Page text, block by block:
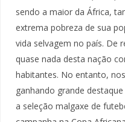
sendo a maior da África,
extrema pobreza de sua
vida selvagem no país. De
quase nada desta nação
habitantes. No entanto,
ganhando grande
a seleção malgaxe de